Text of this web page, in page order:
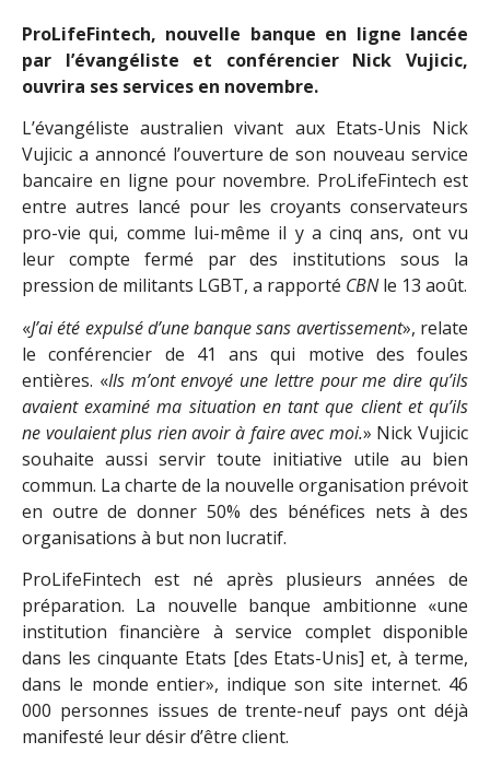
ProLifeFintech, nouvelle banque en ligne lancée
par l’évangéliste et conférencier Nick Vujicic,
ouvrira ses services en novembre.
L’évangéliste australien vivant aux Etats-Unis Nick
Vujicic a annoncé l’ouverture de son nouveau service
bancaire en ligne pour novembre. ProLifeFintech est
entre autres lancé pour les croyants conservateurs
pro-vie qui, comme lui-même il y a cinq ans, ont vu
leur compte fermé par des institutions sous la
pression de militants LGBT, a rapporté CBNle 13 août.
«J’ai été expulsé d’une banque sans avertissement», relate
le conférencier de 41 ans qui motive des foules
entières. «Ils m’ont envoyé une lettre pour me dire qu’ils
avaient examiné ma situation en tant que client et qu’ils
ne voulaient plus rien avoir à faire avec moi.» Nick Vujicic
souhaite aussi servir toute initiative utile au bien
commun. La charte de la nouvelle organisation prévoit
en outre de donner 50% des bénéfices nets à des
organisations à but non lucratif.
ProLifeFintech est né après plusieurs années de
préparation. La nouvelle banque ambitionne «une
institution financière à service complet disponible
dans les cinquante Etats [des Etats-Unis] et, à terme,
dans le monde entier», indique son site internet. 46
000 personnes issues de trente-neuf pays ont déjà
manifesté leur désir d’être client.